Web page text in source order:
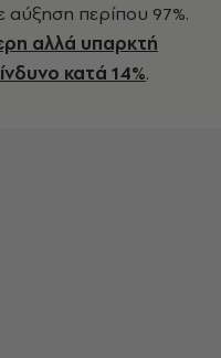
αύξηση περίπου 97%.
αλλά υπαρκτή
κατά 14%.